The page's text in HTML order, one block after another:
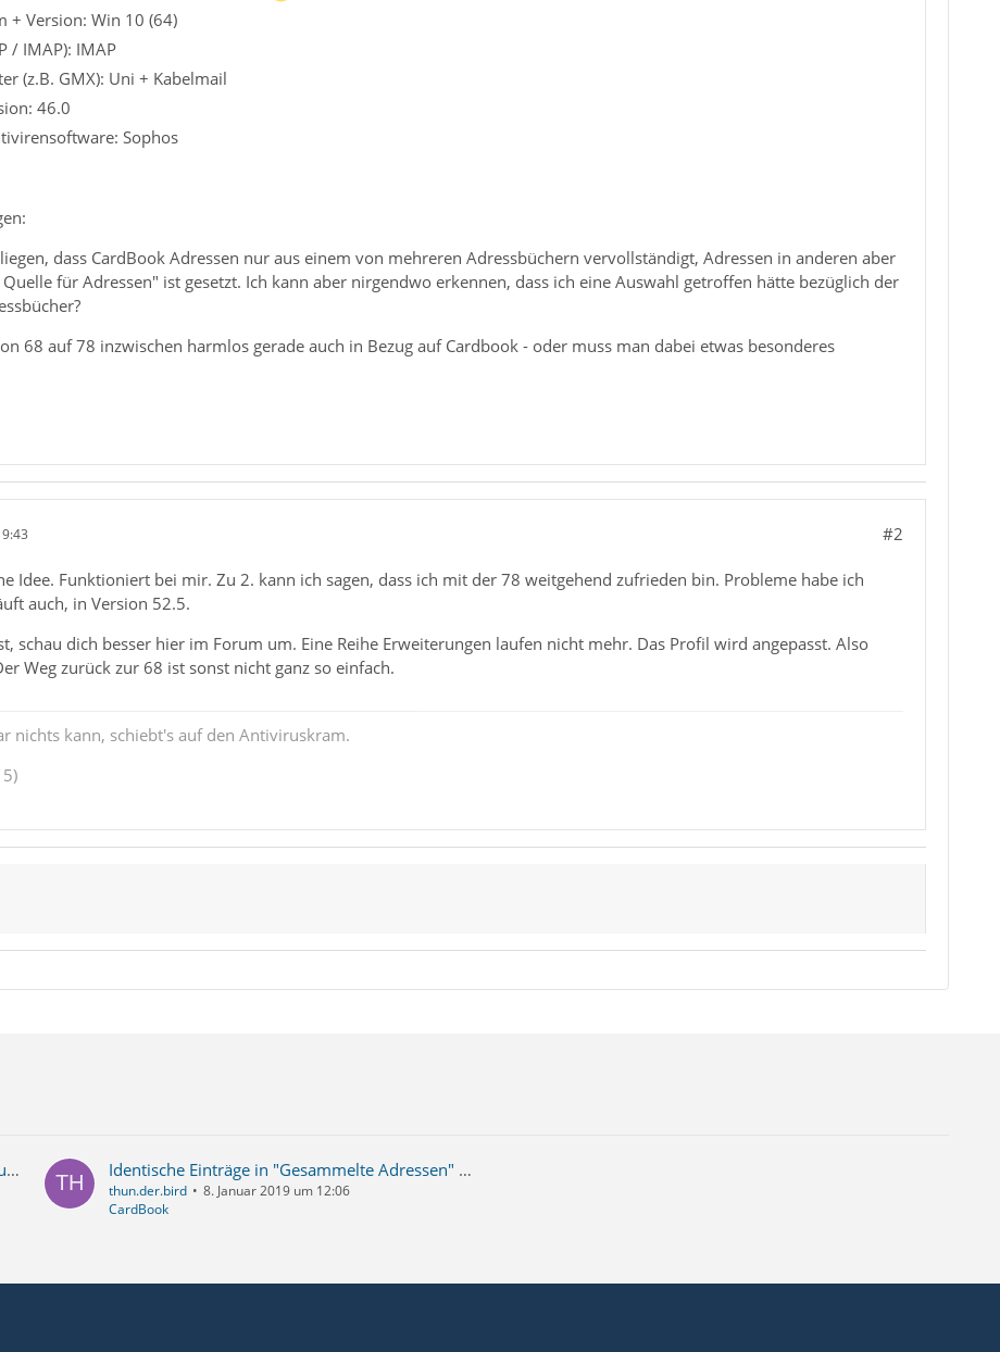
+ Version: Win 10 (64)
/ IMAP): IMAP
(z.B. GMX): Uni + Kabelmail
46.0
Sophos
dass CardBook Adressen nur aus einem von mehreren Adressbüchern vervollständigt, Adressen in anderen aber
für Adressen" ist gesetzt. Ich kann aber nirgendwo erkennen, dass ich eine Auswahl getroffen hätte bezüglich der
68 auf 78 inzwischen harmlos gerade auch in Bezug auf Cardbook - oder muss man dabei etwas besonderes
#2
Idee. Funktioniert bei mir. Zu 2. kann ich sagen, dass ich mit der 78 weitgehend zufrieden bin. Probleme habe ich
auch, in Version 52.5.
schau dich besser hier im Forum um. Eine Reihe Erweiterungen laufen nicht mehr. Das Profil wird angepasst. Also
Weg zurück zur 68 ist sonst nicht ganz so einfach.
nichts kann, schiebt's auf den Antiviruskram.
Anzeigename aus Cardbook statt aus Adressbuch anzeigen Identische Einträge in "Gesammelte Adressen" und einem zweiten Adressbuch: Doppelte Vorschläge vermeiden
thun.der.bird
8. Januar 2019 um 12:06
CardBook